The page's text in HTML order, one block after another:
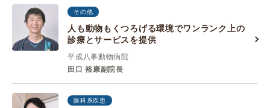
その他
人も動物もくつろげる環境でワンランク上の
診療とサービスを提供
平成八事動物病院
田口 裕康副院長
眼科系疾患